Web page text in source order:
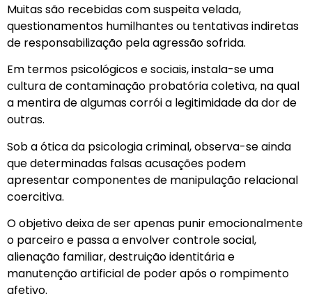
Muitas são recebidas com suspeita velada,
questionamentos humilhantes ou tentativas indiretas
de responsabilização pela agressão sofrida.
Em termos psicológicos e sociais, instala-se uma
cultura de contaminação probatória coletiva, na qual
a mentira de algumas corrói a legitimidade da dor de
outras.
Sob a ótica da psicologia criminal, observa-se ainda
que determinadas falsas acusações podem
apresentar componentes de manipulação relacional
coercitiva.
O objetivo deixa de ser apenas punir emocionalmente
o parceiro e passa a envolver controle social,
alienação familiar, destruição identitária e
manutenção artificial de poder após o rompimento
afetivo.